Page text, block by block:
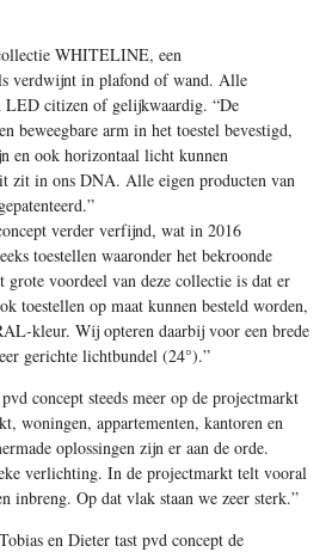
WHITELINE, een
verdwijnt in plafond of wand. Alle
LED citizen of gelijkwaardig. “De
beweegbare arm in het toestel bevestigd,
en ook horizontaal licht kunnen
zit in ons DNA. Alle eigen producten van
verder verfijnd, wat in 2016
toestellen waaronder het bekroonde
voordeel van deze collectie is dat er
toestellen op maat kunnen besteld worden,
kleur. Wij opteren daarbij voor een brede
gerichte lichtbundel (24°).”
concept steeds meer op de projectmarkt
­woningen, appartementen, kantoren en
­oplossingen zijn er aan de orde.
verlichting. In de projectmarkt telt vooral
inbreng. Op dat vlak staan we zeer sterk.”
en Dieter tast pvd concept de